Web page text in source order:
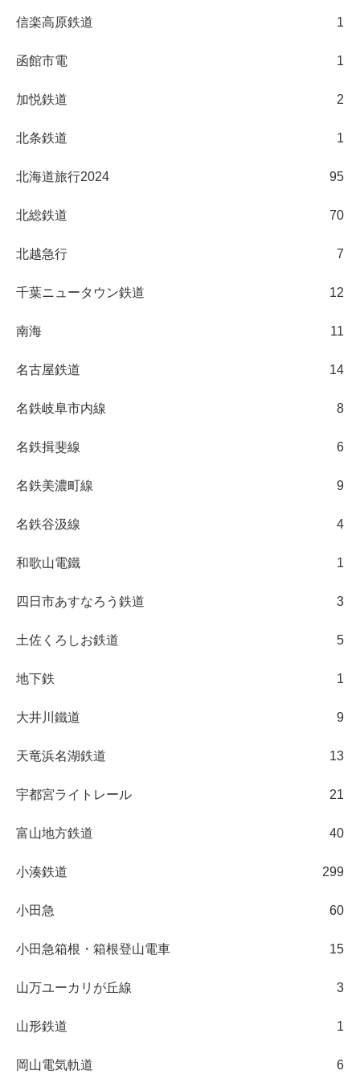
信楽高原鉄道 1
函館市電 1
加悦鉄道 2
北条鉄道 1
北海道旅行2024 95
北総鉄道 70
北越急行 7
千葉ニュータウン鉄道 12
南海 11
名古屋鉄道 14
名鉄岐阜市内線 8
名鉄揖斐線 6
名鉄美濃町線 9
名鉄谷汲線 4
和歌山電鐵 1
四日市あすなろう鉄道 3
土佐くろしお鉄道 5
地下鉄 1
大井川鐵道 9
天竜浜名湖鉄道 13
宇都宮ライトレール 21
富山地方鉄道 40
小湊鉄道 299
小田急 60
小田急箱根・箱根登山電車 15
山万ユーカリが丘線 3
山形鉄道 1
岡山電気軌道 6